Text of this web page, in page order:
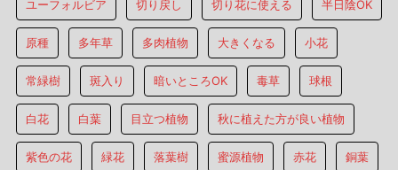
ユーフォルビア 切り戻し 切り花に使える 半日陰OK
原種 多年草 多肉植物 大きくなる 小花
常緑樹 斑入り 暗いところOK 毒草 球根
白花 白葉 目立つ植物 秋に植えた方が良い植物
紫色の花 緑花 落葉樹 蜜源植物 赤花 銅葉